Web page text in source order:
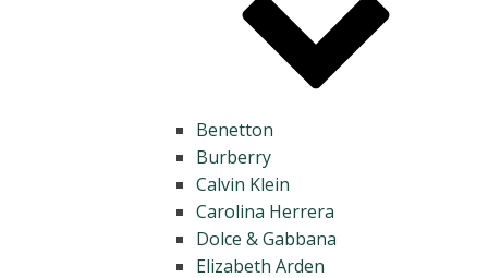
Benetton
Burberry
Calvin Klein
Carolina Herrera
Dolce & Gabbana
Elizabeth Arden